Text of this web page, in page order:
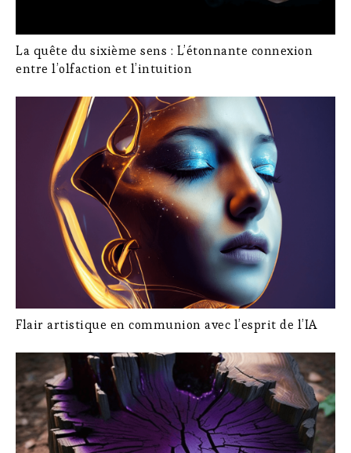
La quête du sixième sens : L’étonnante connexion
entre l’olfaction et l’intuition
Flair artistique en communion avec l’esprit de l’IA